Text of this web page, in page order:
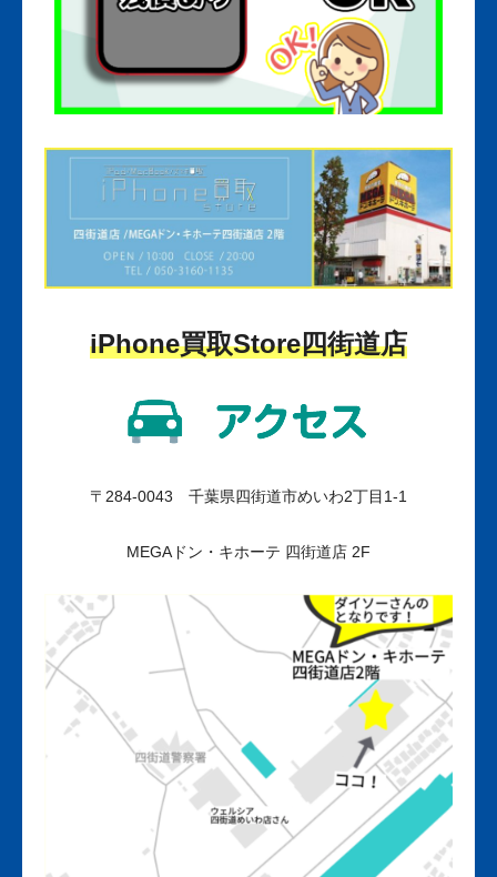
iPhone買取Store四街道店
〒284-0043 千葉県四街道市めいわ2丁目1-1
MEGAドン・キホーテ 四街道店 2F